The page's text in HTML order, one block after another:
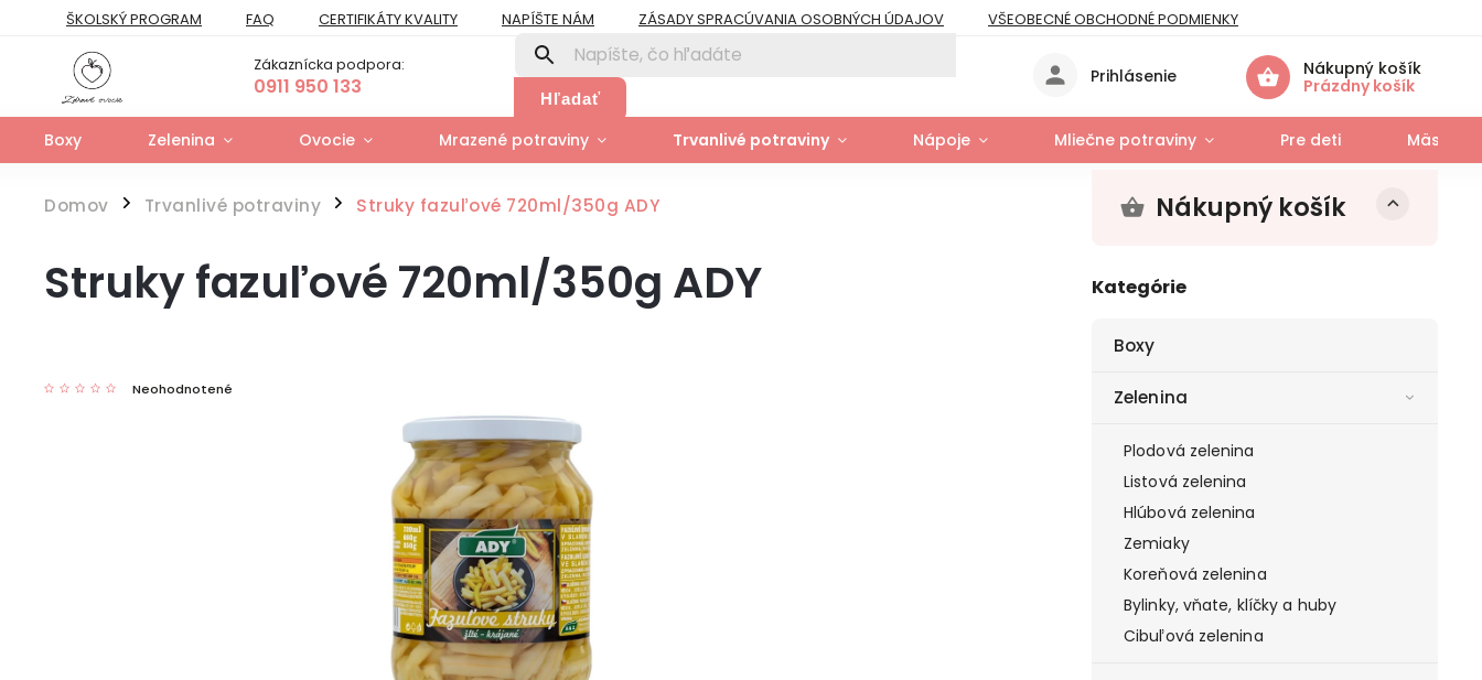
ŠKOLSKÝ PROGRAM FAQ CERTIFIKÁTY KVALITY NAPÍŠTE NÁM ZÁSADY SPRACÚVANIA OSOBNÝCH ÚDAJOV
VŠEOBECNÉ OBCHODNÉ PODMIENKY
PREPRAVNÝ PORIADOK
PRE FIRMY A ORGANIZÁCIE
ZÁSADY POUŽÍVANIA SÚBOROV COOKIES
FORMULÁR NA UPLATNENIE PRÁV ZO ZODPOVEDNOSTI ZA VADY
MOJA OBJEDNÁVKA
Zákaznícka podpora:
0911 950 133 Hľadať
Nákupný košík
Prázdny košík
Prihlásenie
Boxy Zelenina Ovocie Mrazené potraviny Trvanlivé potraviny Nápoje Mliečne potraviny Pre deti Mäso a
Domov / Trvanlivé potraviny / Struky fazuľové 720ml/350g ADY Nákupný košík
Kategórie
Boxy
Zelenina
Plodová zelenina
Listová zelenina
Hlúbová zelenina
Zemiaky
Koreňová zelenina
Bylinky, vňate, klíčky a huby
Cibuľová zelenina
Struky fazuľové 720ml/350g ADY
Neohodnotené